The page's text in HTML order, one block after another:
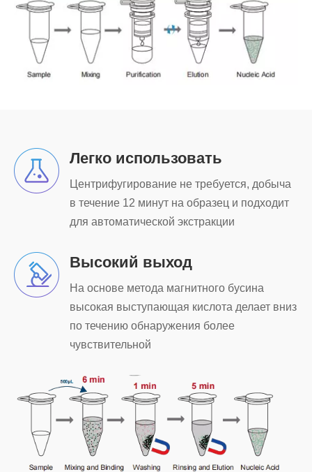
Легко использовать
Центрифугирование не требуется, добыча
в течение 12 минут на образец и подходит
для автоматической экстракции
Высокий выход
На основе метода магнитного бусина
высокая выступающая кислота делает вниз
по течению обнаружения более
чувствительной